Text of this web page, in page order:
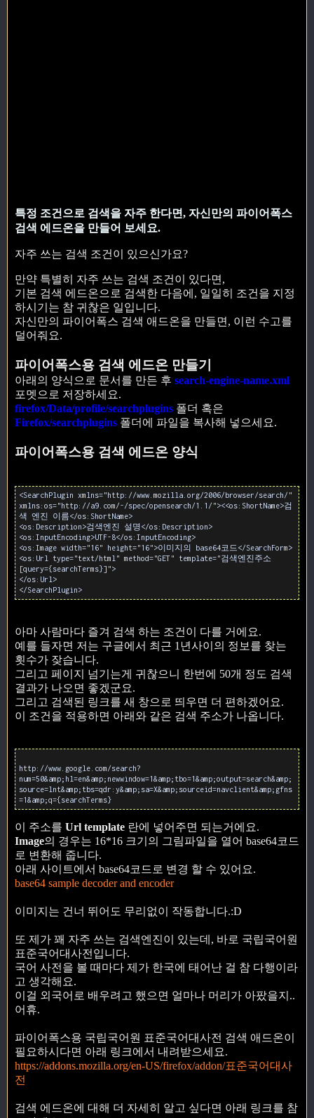
특정 조건으로 검색을 자주 한다면, 자신만의 파이어폭스
검색 에드온을 만들어 보세요.
자주 쓰는 검색 조건이 있으신가요?
만약 특별히 자주 쓰는 검색 조건이 있다면,
기본 검색 에드온으로 검색한 다음에, 일일히 조건을 지정
하시기는 참 귀찮은 일입니다.
자신만의 파이어폭스 검색 애드온을 만들면, 이런 수고를
덜어줘요.
파이어폭스용 검색 에드온 만들기
아래의 양식으로 문서를 만든 후 search-engine-name.xml
포멧으로 저장하세요.
firefox/Data/profile/searchplugins 폴더 혹은
Firefox/searchplugins 폴더에 파일을 복사해 넣으세요.
파이어폭스용 검색 에드온 양식
<SearchPlugin xmlns="http://www.mozilla.org/2006/browser/search/"
xmlns:os="http://a9.com/-/spec/opensearch/1.1/"><<os:ShortName>검
색 엔진 이름</os:ShortName>
<os:Description>검색엔진 설명</os:Description>
<os:InputEncoding>UTF-8</os:InputEncoding>
<os:Image width="16" height="16">이미지의 base64코드</SearchForm>
<os:Url type="text/html" method="GET" template="검색엔진주소
[query={searchTerms}]">
</os:Url>
</SearchPlugin>
아마 사람마다 즐겨 검색 하는 조건이 다를 거에요.
예를 들자면 저는 구글에서 최근 1년사이의 정보를 찾는
횟수가 잦습니다.
그리고 페이지 넘기는게 귀찮으니 한번에 50개 정도 검색
결과가 나오면 좋겠군요.
그리고 검색된 링크를 새 창으로 띄우면 더 편하겠어요.
이 조건을 적용하면 아래와 같은 검색 주소가 나옵니다.
http://www.google.com/search?
num=50&amp;hl=en&amp;newwindow=1&amp;tbo=1&amp;output=search&amp;
source=lnt&amp;tbs=qdr:y&amp;sa=X&amp;sourceid=navclient&amp;gfns
=1&amp;q={searchTerms}
이 주소를 Url template 란에 넣어주면 되는거에요.
Image의 경우는 16*16 크기의 그림파일을 열어 base64코드
로 변환해 줍니다.
아래 사이트에서 base64코드로 변경 할 수 있어요.
base64 sample decoder and encoder
이미지는 건너 뛰어도 무리없이 작동합니다.:D
또 제가 꽤 자주 쓰는 검색엔진이 있는데, 바로 국립국어원
표준국어대사전입니다.
국어 사전을 볼 때마다 제가 한국에 태어난 걸 참 다행이라
고 생각해요.
이걸 외국어로 배우려고 했으면 얼마나 머리가 아팠을지..
어휴.
파이어폭스용 국립국어원 표준국어대사전 검색 애드온이
필요하시다면 아래 링크에서 내려받으세요.
https://addons.mozilla.org/en-US/firefox/addon/표준국어대사
전
검색 에드온에 대해 더 자세히 알고 싶다면 아래 링크를 참